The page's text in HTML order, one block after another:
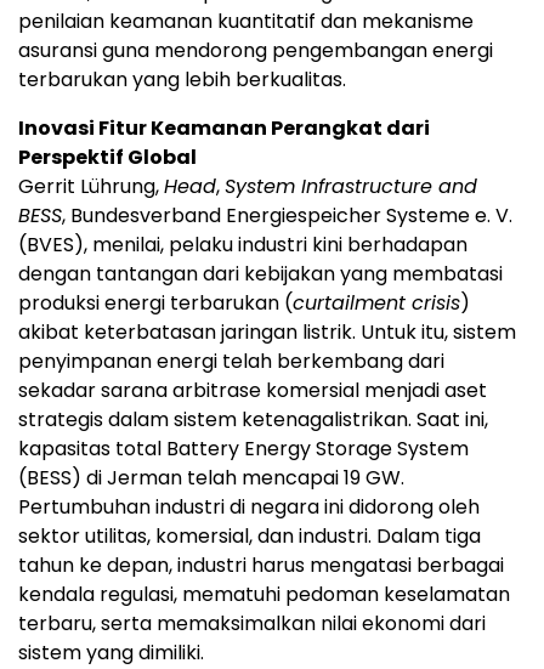
penilaian keamanan kuantitatif dan mekanisme
asuransi guna mendorong pengembangan energi
terbarukan yang lebih berkualitas.
Inovasi Fitur Keamanan Perangkat dari
Perspektif Global
Gerrit Lührung,Head,System Infrastructure and
BESS, Bundesverband Energiespeicher Systeme e. V.
(BVES), menilai, pelaku industri kini berhadapan
dengan tantangan dari kebijakan yang membatasi
produksi energi terbarukan (curtailment crisis)
akibat keterbatasan jaringan listrik. Untuk itu, sistem
penyimpanan energi telah berkembang dari
sekadar sarana arbitrase komersial menjadi aset
strategis dalam sistem ketenagalistrikan. Saat ini,
kapasitas total Battery Energy Storage System
(BESS) di Jerman telah mencapai 19 GW.
Pertumbuhan industri di negara ini didorong oleh
sektor utilitas, komersial, dan industri. Dalam tiga
tahun ke depan, industri harus mengatasi berbagai
kendala regulasi, mematuhi pedoman keselamatan
terbaru, serta memaksimalkan nilai ekonomi dari
sistem yang dimiliki.